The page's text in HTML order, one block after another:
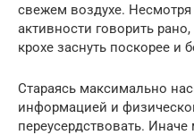
свежем воздухе.
активности говорить
крохе заснуть поскорее и
Стараясь максимально
информацией и
переусердствовать.